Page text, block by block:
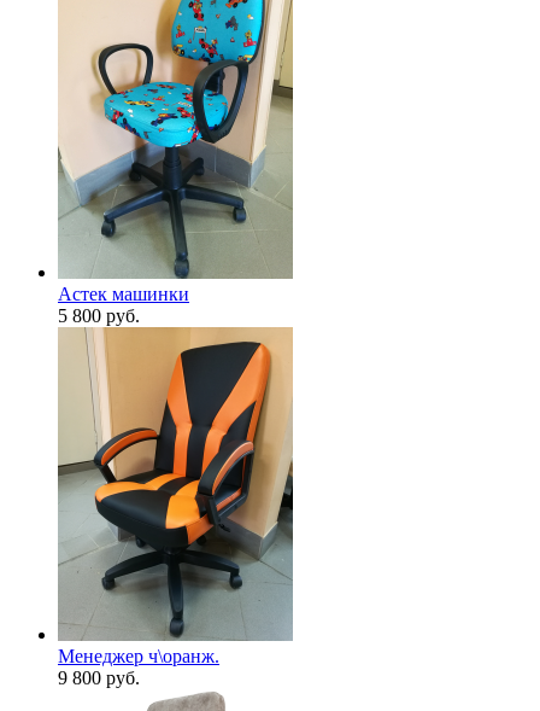
Астек машинки
5 800 руб.
Менеджер ч\оранж.
9 800 руб.